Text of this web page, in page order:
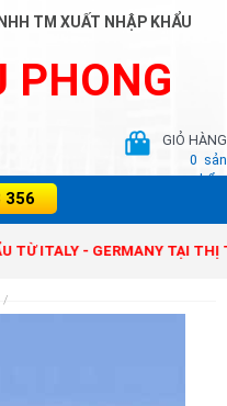
TM XUẤT NHẬP KHẨU
PHONG
GIỎ HÀNG
0 sản
phẩm
KHẨU TỪ ITALY - GERMANY
/